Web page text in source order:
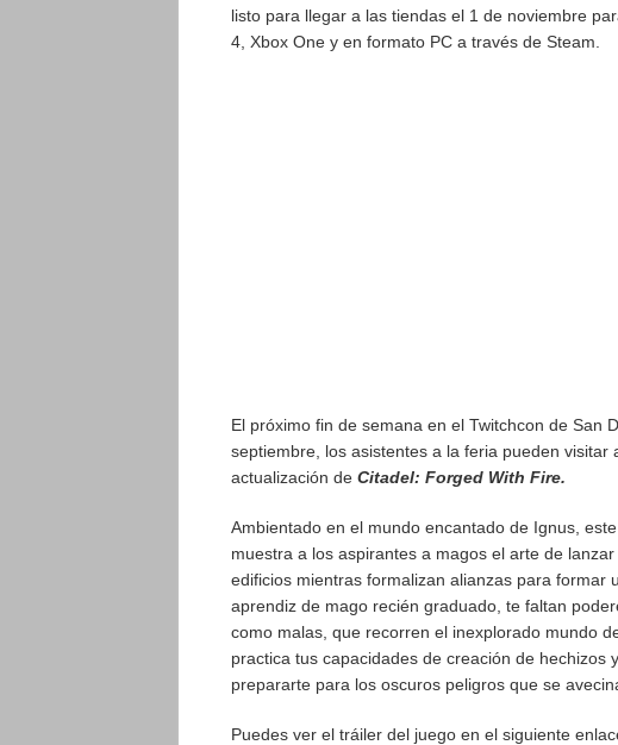
listo para llegar a las tiendas el 1 de noviembre
4, Xbox One y en formato PC a través de Steam.
El próximo fin de semana en el Twitchcon de San
septiembre, los asistentes a la feria pueden visitar
actualización de Citadel: Forged With Fire.
Ambientado en el mundo encantado de Ignus,
muestra a los aspirantes a magos el arte de
edificios mientras formalizan alianzas para formar
aprendiz de mago recién graduado, te faltan
como malas, que recorren el inexplorado mundo
practica tus capacidades de creación de hechizos
prepararte para los oscuros peligros que se
Puedes ver el tráiler del juego en el siguiente